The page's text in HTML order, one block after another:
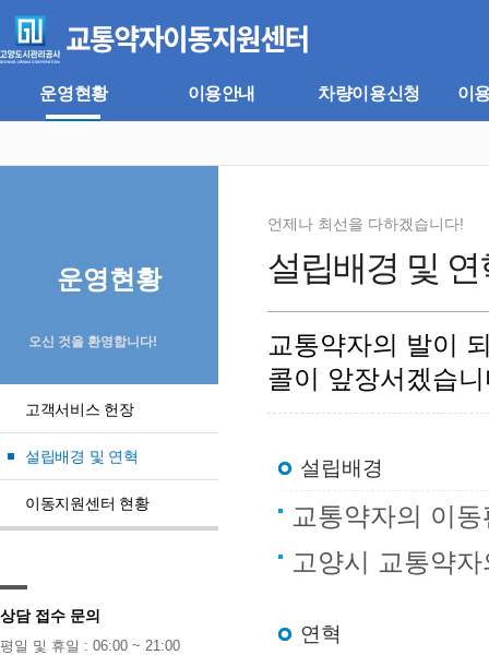
뉴
바
기
바
로
운영현황 이용안내 차량이용신청 이
운영현황
오신 것을 환영합니다!
고객서비스 헌장
설립배경 및 연혁
이동지원센터 현황
상담 접수 문의
평일 및 휴일 : 06:00 ~ 21:00
설립배경 및 연
언제나 최선을 다하겠습니다!
교통약자의 발이
콜이 앞장서겠습
설립배경
교통약자의 이
고양시 교통약
연혁